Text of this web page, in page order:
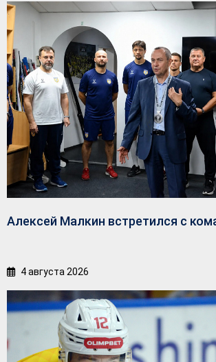
Алексей Малкин встретился с
4 августа 2026